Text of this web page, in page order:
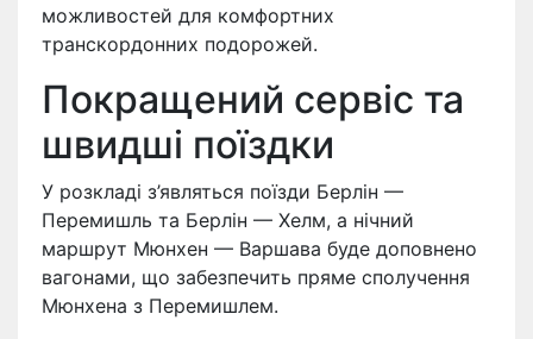
можливостей для комфортних
транскордонних подорожей.
Покращений сервіс та
швидші поїздки
У розкладі з’являться поїзди Берлін —
Перемишль та Берлін — Хелм, а нічний
маршрут Мюнхен — Варшава буде доповнено
вагонами, що забезпечить пряме сполучення
Мюнхена з Перемишлем.